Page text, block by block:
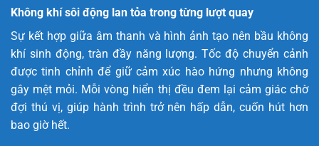
Không khí sôi động lan tỏa trong từng lượt quay
Sự kết hợp giữa âm thanh và hình ảnh tạo nên bầu không
khí sinh động, tràn đầy năng lượng. Tốc độ chuyển cảnh
được tinh chỉnh để giữ cảm xúc hào hứng nhưng không
gây mệt mỏi. Mỗi vòng hiển thị đều đem lại cảm giác chờ
đợi thú vị, giúp hành trình trở nên hấp dẫn, cuốn hút hơn
bao giờ hết.